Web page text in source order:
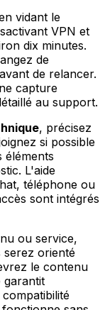
vidant le
VPN et
dix minutes.
de
de relancer.
capture
au support.
, précisez
si possible
éléments
L'aide
téléphone ou
sont intégrés
ou service,
serez orienté
le contenu
garantit